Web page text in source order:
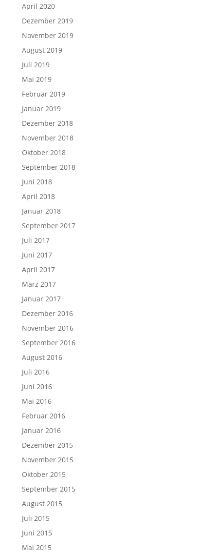
April 2020
Dezember 2019
November 2019
August 2019
Juli 2019
Mai 2019
Februar 2019
Januar 2019
Dezember 2018
November 2018
Oktober 2018
September 2018
Juni 2018
April 2018
Januar 2018
September 2017
Juli 2017
Juni 2017
April 2017
März 2017
Januar 2017
Dezember 2016
November 2016
September 2016
August 2016
Juli 2016
Juni 2016
Mai 2016
Februar 2016
Januar 2016
Dezember 2015
November 2015
Oktober 2015
September 2015
August 2015
Juli 2015
Juni 2015
Mai 2015